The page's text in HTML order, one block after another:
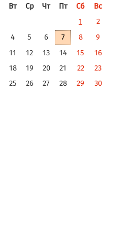
Вт Ср Чт Пт Сб
Вс
1
2
4 5 6 7 8
9
11 12 13 14 15
16
18 19 20 21 22
23
25 26 27 28 29
30